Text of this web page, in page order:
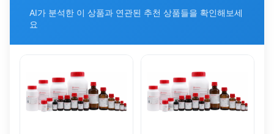
AI가 분석한 이 상품과 연관된 추천 상품들을 확인해보세
요